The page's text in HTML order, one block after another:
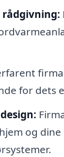
for dets
og